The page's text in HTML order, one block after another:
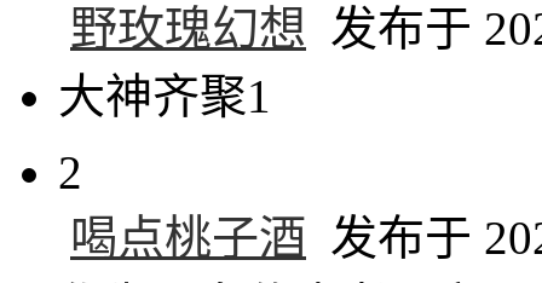
野玫瑰幻想 发布于
大神齐聚1
2
喝点桃子酒 发布于